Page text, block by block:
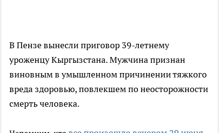
В Пензе вынесли приговор 39-летнему
уроженцу Кыргызстана. Мужчина признан
виновным в умышленном причинении тяжкого
вреда здоровью, повлекшем по неосторожности
смерть человека.